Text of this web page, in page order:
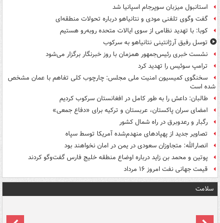
استانبول میزبان سوپرجام اسپانیا شد
گفت وگوی تلفنی مودی و نتانیاهو درباره تحولات منطقه‌ای
کوبا: با تهدید نظامی از سوی ایالات متحده روبه‌رو هستیم
توسل رفیق آرژانتینی نتانیاهو به سرکوب
نشست خبری رئیس‌جمهور همزمان با روز خبرنگار برگزار می‌شود
ترامپ سوئیس را تهدید کرد
سخنگوی کمیسیون امنیت ملی مجلس: چارچوب کلی تفاهم با عمان مشخص
شده است
طالبان: داعش را به طور کامل در افغانستان سرکوب کردیم
امضای سران پاکستان، عربستان و ترکیه برای «دفاع جمعی»
رگبار و رعدوبرق در راه شمال کشور
تصاویر جدید از پهپادهای منهدم‌شده آمریکا توسط سپاه
انصارالله: متجاوزان سعودی در یمن در امان نخواهند بود
پوتین و محمد بن زاید درباره اوضاع منطقه خلیج فارس گفت‌وگو کردند
قیمت جهانی نفت امروز ۱۶ مرداد
سلامت